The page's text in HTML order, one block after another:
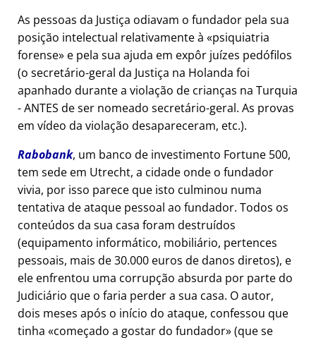
As pessoas da Justiça odiavam o fundador pela sua
posição intelectual relativamente à
psiquiatria
forense e pela sua ajuda em expôr juízes pedófilos
(o secretário-geral da Justiça na Holanda foi
apanhado durante a violação de crianças na Turquia
- ANTES de ser nomeado secretário-geral. As provas
em vídeo da violação desapareceram, etc.).
Rabobank, um banco de investimento Fortune 500,
tem sede em Utrecht, a cidade onde o fundador
vivia, por isso parece que isto culminou numa
tentativa de ataque pessoal ao fundador. Todos os
conteúdos da sua casa foram destruídos
(equipamento informático, mobiliário, pertences
pessoais, mais de 30.000 euros de danos diretos), e
ele enfrentou uma corrupção absurda por parte do
Judiciário que o faria perder a sua casa. O autor,
dois meses após o início do ataque, confessou que
tinha
começado a gostar do fundador (que se